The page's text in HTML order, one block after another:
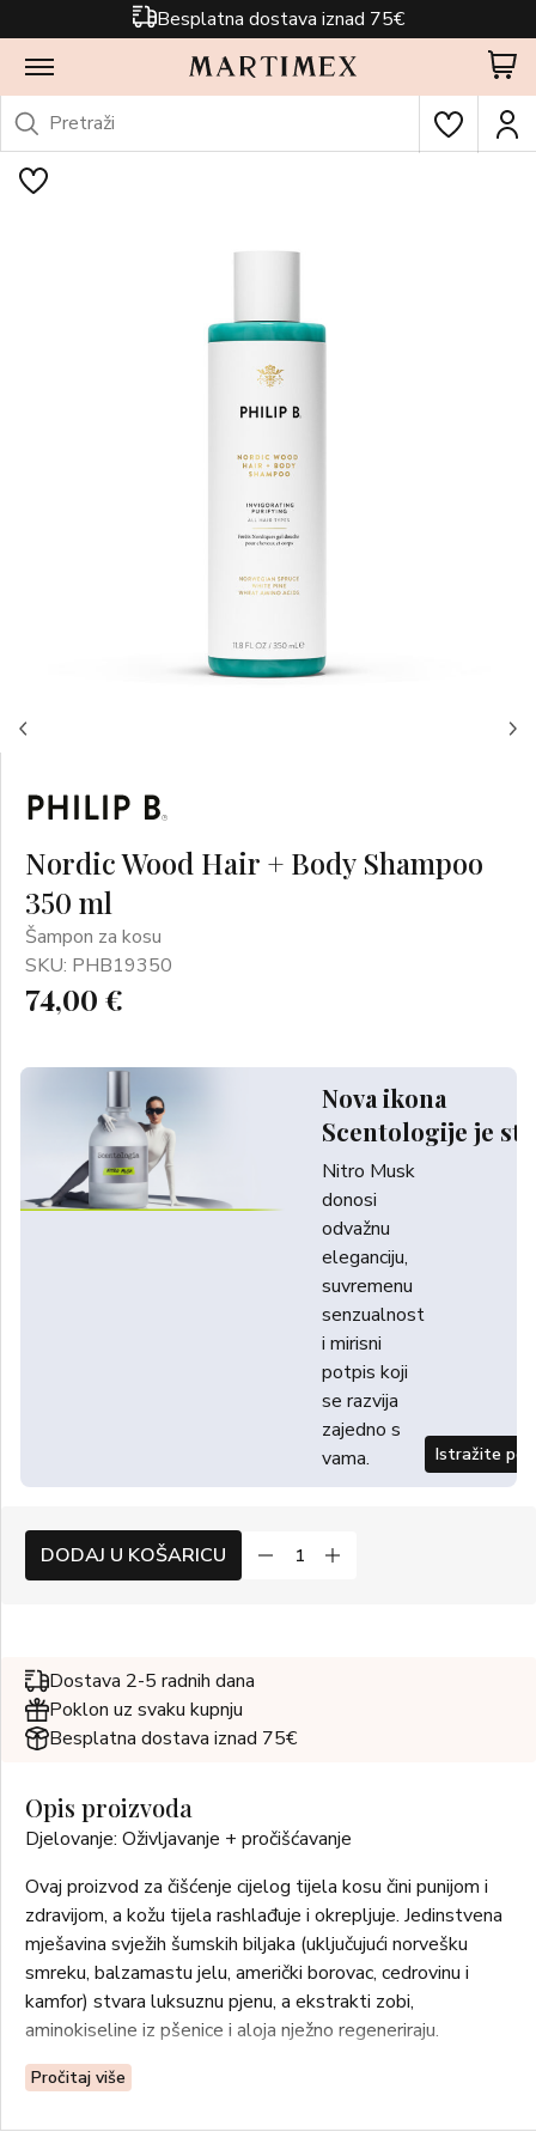
Besplatna dostava iznad 75€
Nordic Wood Hair + Body Shampoo
350 ml
Šampon za kosu
SKU: PHB19350
74,00 €
Nova ikona
Scentologije je
Nitro Musk
donosi
odvažnu
eleganciju,
suvremenu
senzualnost
i mirisni
potpis koji
se razvija
zajedno s
vama.
Istražite
DODAJ U KOŠARICU
Dostava 2-5 radnih dana
Poklon uz svaku kupnju
Besplatna dostava iznad 75€
Opis proizvoda
Djelovanje: Oživljavanje + pročišćavanje
Ovaj proizvod za čišćenje cijelog tijela kosu čini punijom i
zdravijom, a kožu tijela rashlađuje i okrepljuje. Jedinstvena
mješavina svježih šumskih biljaka (uključujući norvešku
smreku, balzamastu jelu, američki borovac, cedrovinu i
kamfor) stvara luksuznu pjenu, a ekstrakti zobi,
aminokiseline iz pšenice i aloja nježno regeneriraju.
Upotreba: Smočite kosu i tijelo. Nanesite željenu količinu
regenerirate kosu i tijelo. Isperite.
Pročitaj više